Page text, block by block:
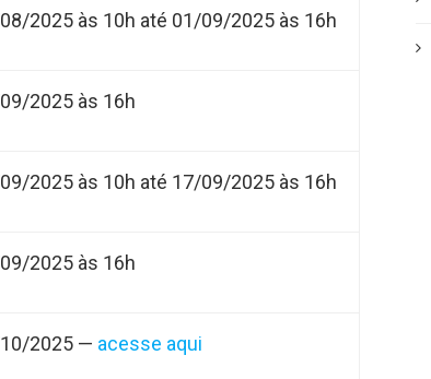
2025 às 10h até 01/09/2025 às 16h
2025 às 16h
2025 às 10h até 17/09/2025 às 16h
2025 às 16h
2025 — acesse aqui